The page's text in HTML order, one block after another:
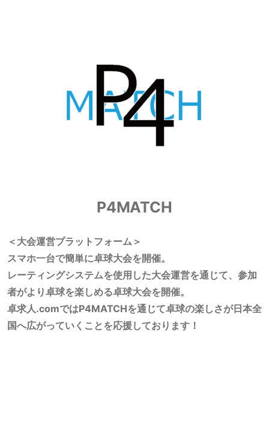
P4MATCH
＜大会運営プラットフォーム＞
スマホ一台で簡単に卓球大会を開催。
レーティングシステムを使用した大会運営を通じて、参加
者がより卓球を楽しめる卓球大会を開催。
卓求人.comではP4MATCHを通じて卓球の楽しさが日本全
国へ広がっていくことを応援しております！